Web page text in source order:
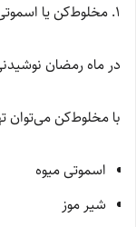
1. مخلوط‌کن یا اسموتی‌ساز
در ماه رمضان
با مخلوط‌کن می‌توان
اسموتی میوه
شیر موز